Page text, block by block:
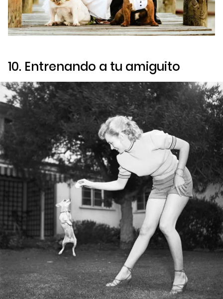
10. Entrenando a tu amiguito